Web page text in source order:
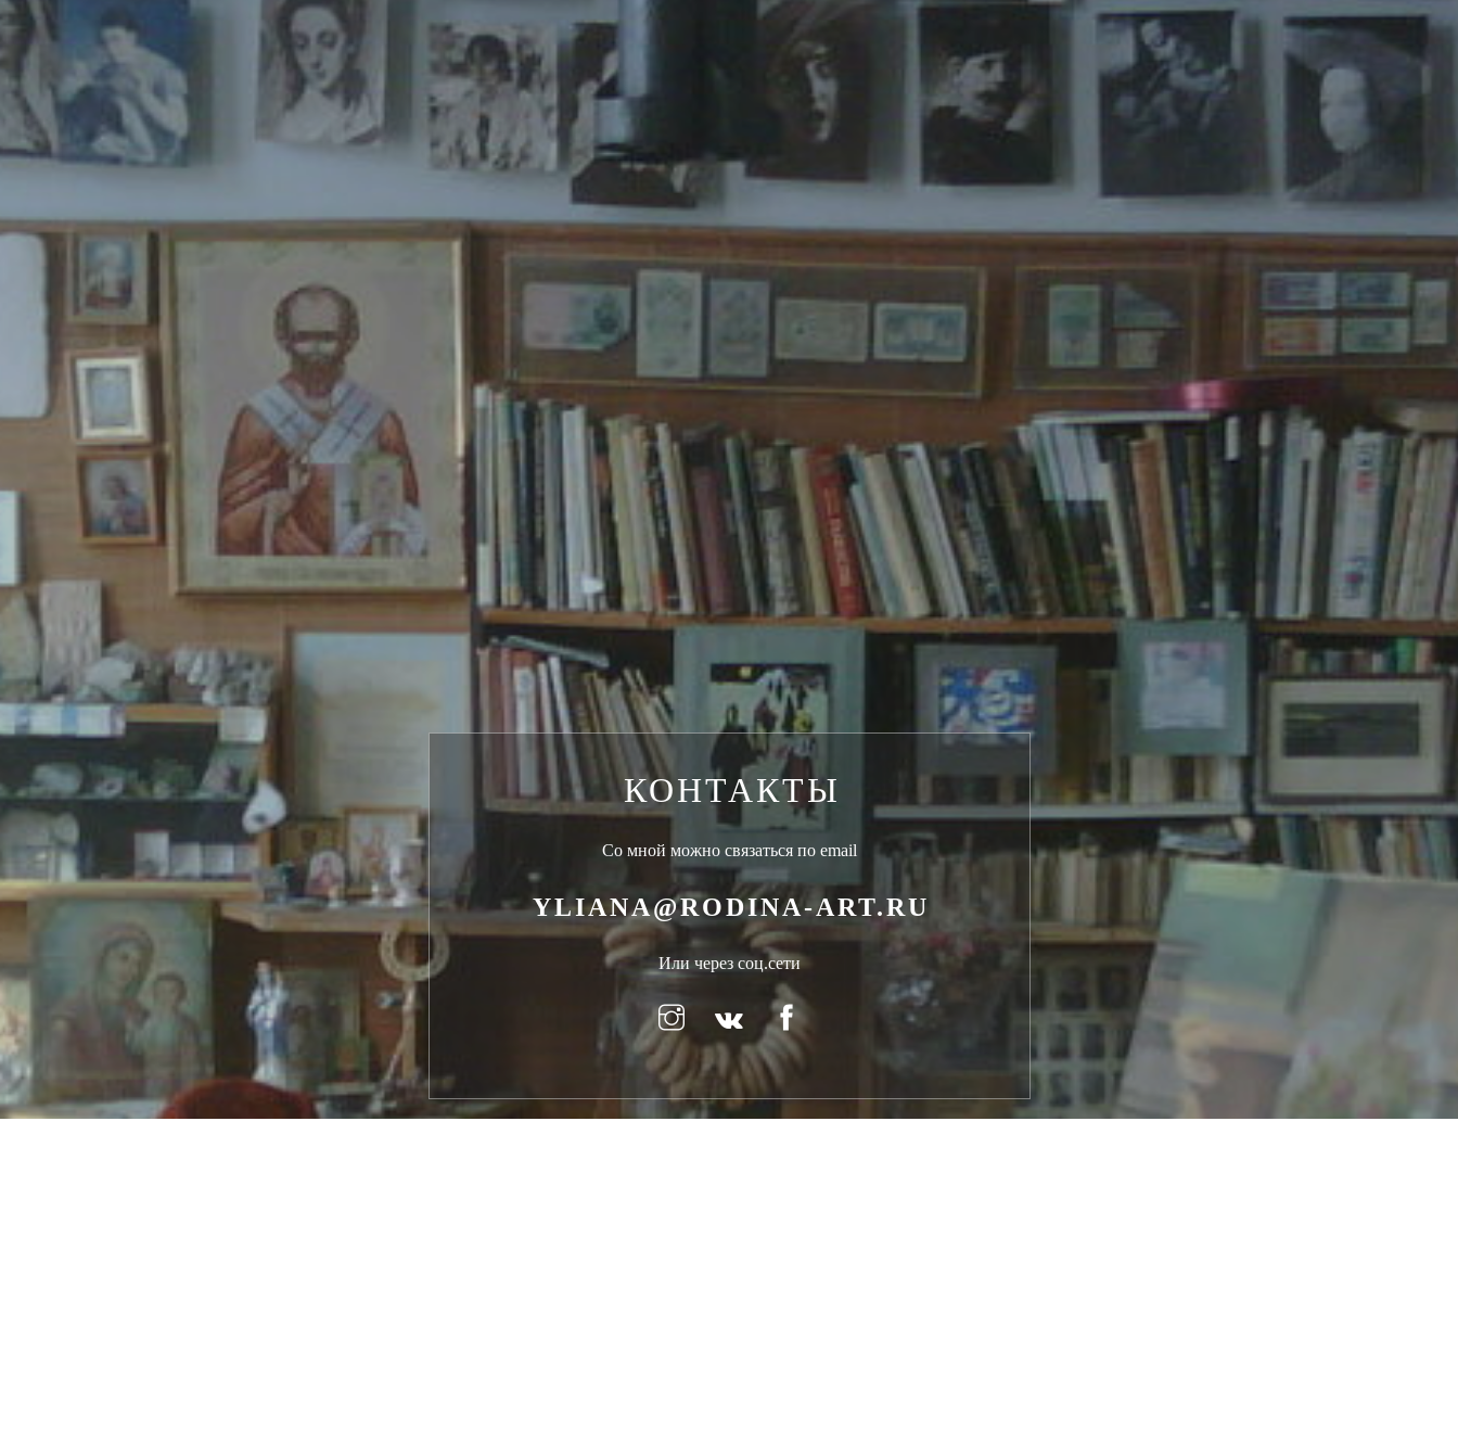
КОНТАКТЫ
Со мной можно связаться по email
YLIANA@RODINA-ART.RU
Или через соц.сети